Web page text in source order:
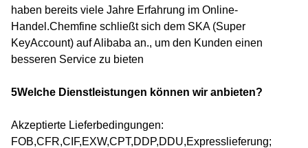
haben bereits viele Jahre Erfahrung im Online-
Handel.Chemfine schließt sich dem SKA (Super
KeyAccount) auf Alibaba an., um den Kunden einen
besseren Service zu bieten
5Welche Dienstleistungen können wir anbieten?
Akzeptierte Lieferbedingungen:
FOB,CFR,CIF,EXW,CPT,DDP,DDU,Expresslieferung;